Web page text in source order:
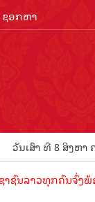
ວັນເສົາ ທີ 8 ສິງຫາ
ທຸກຄົນຈົ່ງພ້ອມເປັ